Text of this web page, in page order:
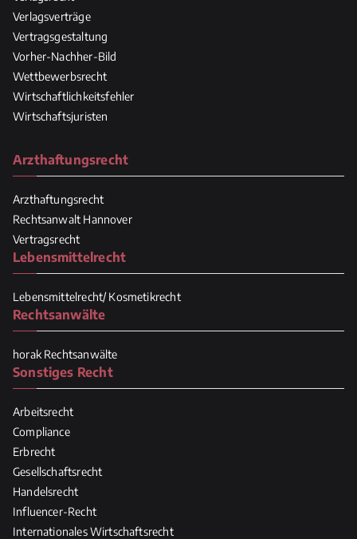
Verlagsverträge
Vertragsgestaltung
Vorher-Nachher-Bild
Wettbewerbsrecht
Wirtschaftlichkeitsfehler
Wirtschaftsjuristen
Arzthaftungsrecht
Arzthaftungsrecht
Rechtsanwalt Hannover
Vertragsrecht
Lebensmittelrecht
Lebensmittelrecht/ Kosmetikrecht
Rechtsanwälte
horak Rechtsanwälte
Sonstiges Recht
Arbeitsrecht
Compliance
Erbrecht
Gesellschaftsrecht
Handelsrecht
Influencer-Recht
Internationales Wirtschaftsrecht